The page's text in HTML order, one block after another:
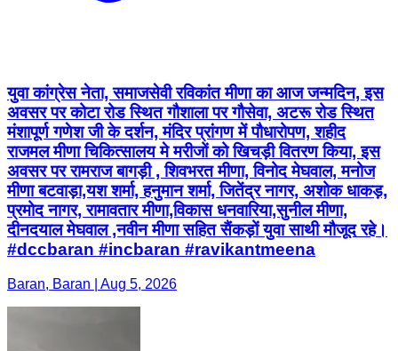
युवा कांग्रेस नेता, समाजसेवी रविकांत मीणा का आज जन्मदिन, इस
अवसर पर कोटा रोड स्थित गौशाला पर गौसेवा, अटरू रोड स्थित
मंशापूर्ण गणेश जी के दर्शन, मंदिर प्रांगण में पौधारोपण, शहीद
राजमल मीणा चिकित्सालय मे मरीजों को खिचड़ी वितरण किया, इस
अवसर पर रामराज बागड़ी , शिवभरत मीणा, विनोद मेघवाल, मनोज
मीणा बटवाड़ा,यश शर्मा, हनुमान शर्मा, जितेंद्र नागर, अशोक धाकड़,
प्रमोद नागर, रामावतार मीणा,विकास धनवारिया,सुनील मीणा,
दीनदयाल मेघवाल ,नवीन मीणा सहित सैंकड़ों युवा साथी मौजूद रहे।
#dccbaran #incbaran #ravikantmeena
Baran, Baran | Aug 5, 2026